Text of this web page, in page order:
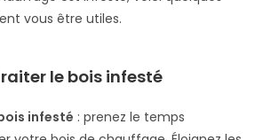
vous être utiles.
le bois infesté
infesté : prenez le temps